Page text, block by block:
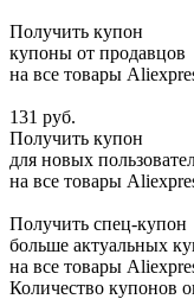
Получить купон
купоны от продавцов
на все товары
131 руб.
Получить купон
для новых
на все товары
Получить спец-купон
больше актуальных
на все товары
Количество купонов